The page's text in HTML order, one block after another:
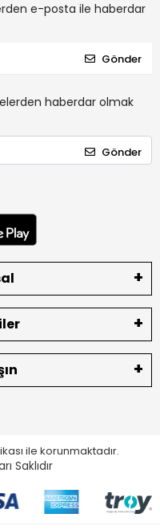
e-posta ile haberdar
Gönder
haberdar olmak
Gönder
ile korunmaktadır.
Saklıdır